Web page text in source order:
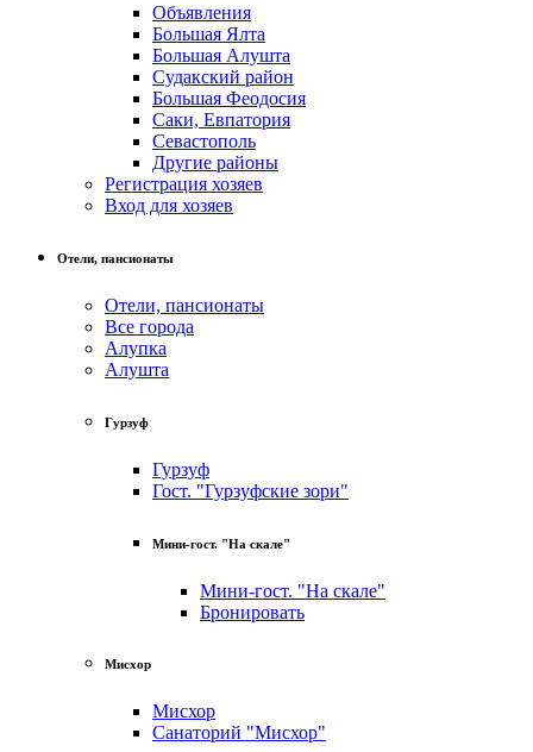
Объявления
Большая Ялта
Большая Алушта
Судакский район
Большая Феодосия
Саки, Евпатория
Севастополь
Другие районы
Регистрация хозяев
Вход для хозяев
Отели, пансионаты
Отели, пансионаты
Все города
Алупка
Алушта
Гурзуф
Гурзуф
Гост. "Гурзуфские зори"
Мини-гост. "На скале"
Мини-гост. "На скале"
Бронировать
Мисхор
Мисхор
Санаторий "Мисхор"